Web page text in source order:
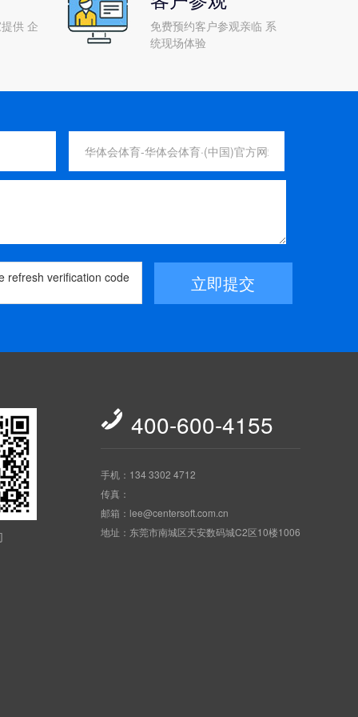
供 企
免费预约客户参观亲临 系
统现场体验
立即提交
 400-600-4155
手机：134 3302 4712
传真：
邮箱：lee@centersoft.com.cn
地址：东莞市南城区天安数码城C2区10楼1006